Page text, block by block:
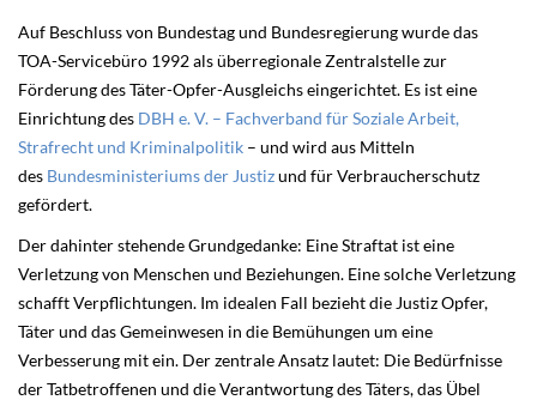
Auf Beschluss von Bundestag und Bundesregierung wurde das
TOA-Servicebüro 1992 als überregionale Zentralstelle zur
Förderung des Täter-Opfer-Ausgleichs eingerichtet. Es ist eine
Einrichtung des DBH e. V. – Fachverband für Soziale Arbeit,
Strafrecht und Kriminalpolitik – und wird aus Mitteln
des Bundesministeriums der Justizund für Verbraucherschutz
gefördert.
Der dahinter stehende Grundgedanke: Eine Straftat ist eine
Verletzung von Menschen und Beziehungen. Eine solche Verletzung
schafft Verpflichtungen. Im idealen Fall bezieht die Justiz Opfer,
Täter und das Gemeinwesen in die Bemühungen um eine
Verbesserung mit ein. Der zentrale Ansatz lautet: Die Bedürfnisse
der Tatbetroffenen und die Verantwortung des Täters, das Übel